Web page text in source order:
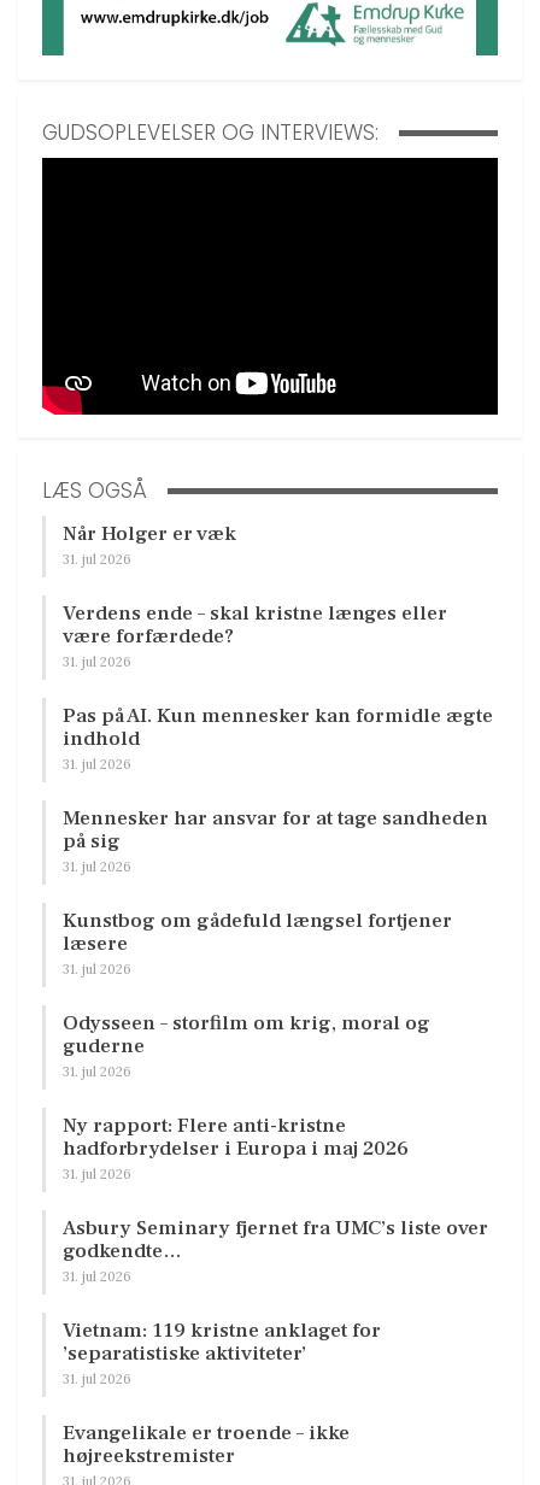
GUDSOPLEVELSER OG INTERVIEWS:
LÆS OGSÅ
Når Holger er væk
31. jul 2026
Verdens ende – skal kristne længes eller
være forfærdede?
31. jul 2026
Pas på AI. Kun mennesker kan formidle ægte
indhold
31. jul 2026
Mennesker har ansvar for at tage sandheden
på sig
31. jul 2026
Kunstbog om gådefuld længsel fortjener
læsere
31. jul 2026
Odysseen – storfilm om krig, moral og
guderne
31. jul 2026
Ny rapport: Flere anti-kristne
hadforbrydelser i Europa i maj 2026
31. jul 2026
Asbury Seminary fjernet fra UMC’s liste over
godkendte…
31. jul 2026
Vietnam: 119 kristne anklaget for
’separatistiske aktiviteter’
31. jul 2026
Evangelikale er troende – ikke
højreekstremister
31. jul 2026